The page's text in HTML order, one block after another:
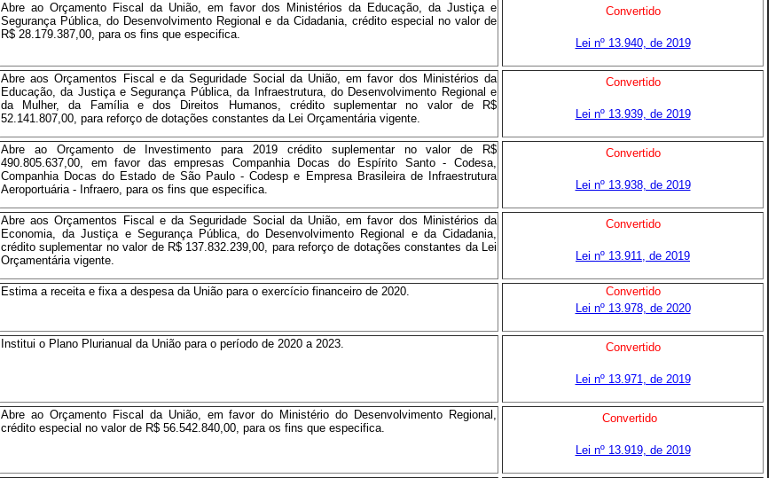
Abre ao Orçamento Fiscal da União, em favor dos Ministérios da Educação, da Justiça e
Segurança Pública, do Desenvolvimento Regional e da Cidadania, crédito especial no valor de
R$ 28.179.387,00, para os fins que especifica.
Convertido
Lei nº 13.940, de 2019
Abre aos Orçamentos Fiscal e da Seguridade Social da União, em favor dos Ministérios da
Educação, da Justiça e Segurança Pública, da Infraestrutura, do Desenvolvimento Regional e
da Mulher, da Família e dos Direitos Humanos, crédito suplementar no valor de R$
52.141.807,00, para reforço de dotações constantes da Lei Orçamentária vigente.
Convertido
Lei nº 13.939, de 2019
Abre ao Orçamento de Investimento para 2019 crédito suplementar no valor de R$
490.805.637,00, em favor das empresas Companhia Docas do Espírito Santo - Codesa,
Companhia Docas do Estado de São Paulo - Codesp e Empresa Brasileira de Infraestrutura
Aeroportuária - Infraero, para os fins que especifica.
Convertido
Lei nº 13.938, de 2019
Abre aos Orçamentos Fiscal e da Seguridade Social da União, em favor dos Ministérios da
Economia, da Justiça e Segurança Pública, do Desenvolvimento Regional e da Cidadania,
crédito suplementar no valor de R$ 137.832.239,00, para reforço de dotações constantes da Lei
Orçamentária vigente.
Convertido
Lei nº 13.911, de 2019
Estima a receita e fixa a despesa da União para o exercício financeiro de 2020.
Convertido
Lei nº 13.978, de 2020
Institui o Plano Plurianual da União para o período de 2020 a 2023. Convertido
Lei nº 13.971, de 2019
Abre ao Orçamento Fiscal da União, em favor do Ministério do Desenvolvimento Regional,
crédito especial no valor de R$ 56.542.840,00, para os fins que especifica.
Convertido
Lei nº 13.919, de 2019